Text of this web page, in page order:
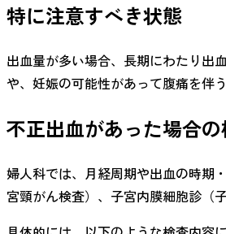
特に注意すべき状態
出血量が多い場合、長期にわたり出
や、妊娠の可能性があって腹痛を伴
不正出血があった場合
婦人科では、月経周期や出血の時期
宮頸がん検査）、子宮内膜細胞診（